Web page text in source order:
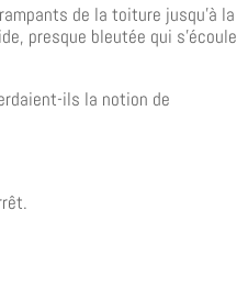
de la toiture jusqu’à la
presque bleutée qui s’écoule
ils la notion de